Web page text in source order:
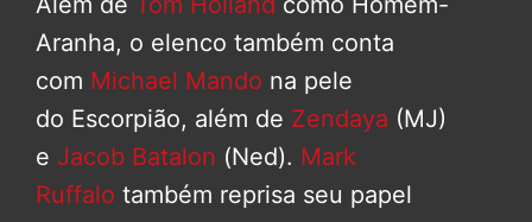
Aranha, o elenco também conta
com Michael Mando na pele
do Escorpião, além de Zendaya (MJ)
e Jacob Batalon (Ned). Mark
Ruffalo também reprisa seu papel